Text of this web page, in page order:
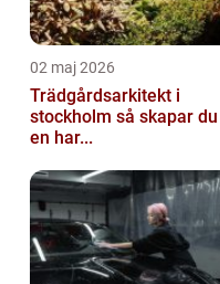
02 maj 2026
Trädgårdsarkitekt i
stockholm så skapar du
en har...